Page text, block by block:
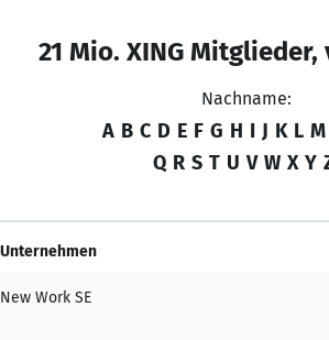
21 Mio. XING Mitglieder,
Nachname:
A B C D E F G H I J K L M
Q R S T U V W X Y
Unternehmen
New Work SE